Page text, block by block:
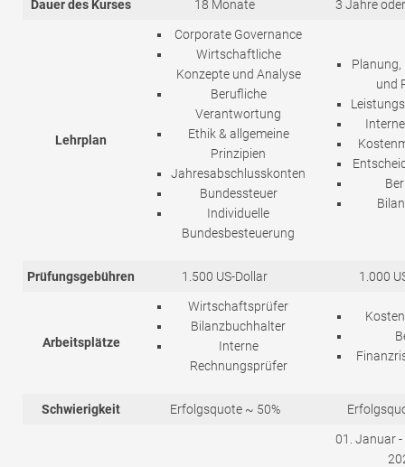
Dauer des Kurses 18 Monate 3 Jahre
Lehrplan
Corporate Governance
Wirtschaftliche
Konzepte und Analyse
Berufliche
Verantwortung
Ethik & allgemeine
Prinzipien
Jahresabschlusskonten
Bundessteuer
Individuelle
Bundesbesteuerung
und
Prüfungsgebühren 1.500 US-Dollar 1.000
Arbeitsplätze
Wirtschaftsprüfer
Bilanzbuchhalter
Interne
Rechnungsprüfer
Schwierigkeit Erfolgsquote ~ 50%
01. Januar